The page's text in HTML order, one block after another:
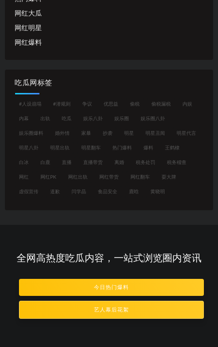
网红大瓜
网红明星
网红爆料
吃瓜网标签
#人设崩塌 #潜规则 争议 优思益 偷税 偷税漏税 内娱
内幕 出轨 吃瓜 娱乐八卦 娱乐圈 娱乐圈八卦
娱乐圈爆料 婚外情 家暴 抄袭 明星 明星丑闻 明星代言
明星八卦 明星出轨 明星翻车 热门爆料 爆料 王鹤棣
白冰 白鹿 直播 直播带货 离婚 税务处罚 税务稽查
网红 网红PK 网红出轨 网红带货 网红翻车 耍大牌
虚假宣传 道歉 闫学晶 食品安全 鹿晗 黄晓明
全网高热度吃瓜内容，一站式浏览圈内资讯
今日热门爆料
艺人幕后花絮